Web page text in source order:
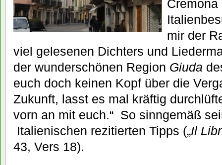
mir der
viel gelesenen Dichters und
der wunderschönen Region Giuda
euch doch keinen Kopf über die
Zukunft, lasst es mal kräftig
vorn an mit euch.“ So sinngemäß
Italienischen rezitierten Tipps („Il
43, Vers 18).